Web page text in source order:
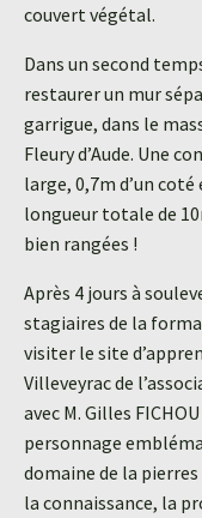
couvert végétal.
Dans un second
restaurer un mur
garrigue, dans le
Fleury d’Aude. Une
large, 0,7m d’un
longueur totale de
bien rangées !
Après 4 jours à
stagiaires de la
visiter le site
Villeveyrac de
avec M. Gilles
personnage
domaine de la
la connaissance, la